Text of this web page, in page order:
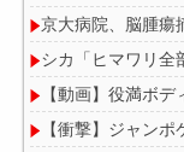
京大病院、脳腫
シカ「ヒマワリ
【動画】役満ボ
【衝撃】ジャン